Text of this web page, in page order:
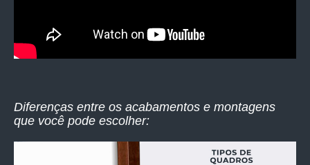
Diferenças entre os acabamentos e montagens
que você pode escolher: